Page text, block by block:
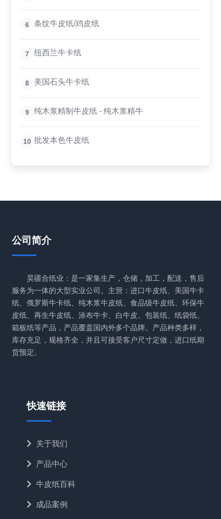
6 条纹牛皮纸/鸡皮纸
7 纽西兰牛卡纸
8 美国石头牛卡纸
9 纯木浆精制牛皮纸 - 纯木浆精牛
10 批发本色牛皮纸
公司简介
昊疆合纸业：是一家集生产，仓储，加工，配送，售后
服务为一体的大型实业公司。主营：进口牛皮纸、美国牛卡
纸、俄罗斯牛卡纸、纯木浆牛皮纸、食品级牛皮纸、环保牛
皮纸、再生牛皮纸、涂布牛卡、白牛皮、包装纸、纸袋纸、
箱板纸等产品，产品覆盖国内外多个品牌。产品种类多样，
库存充足，规格齐全，并且可接受客户尺寸定做，进口纸期
货预定。
快速链接
关于我们
产品中心
牛皮纸百科
成品案例